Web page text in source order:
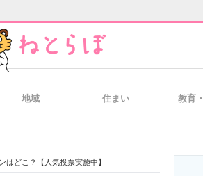
地域 住まい 教育
はどこ？【人気投票実施中】